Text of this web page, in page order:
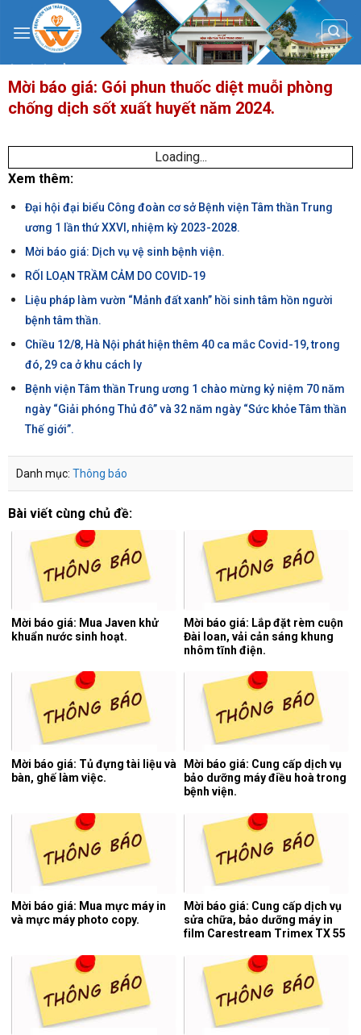
content
Mời báo giá: Gói phun thuốc diệt muỗi phòng
chống dịch sốt xuất huyết năm 2024.
Loading...
Xem thêm:
Đại hội đại biểu Công đoàn cơ sở Bệnh viện Tâm thần Trung
ương 1 lần thứ XXVI, nhiệm kỳ 2023-2028.
Mời báo giá: Dịch vụ vệ sinh bệnh viện.
RỐI LOẠN TRẦM CẢM DO COVID-19
Liệu pháp làm vườn “Mảnh đất xanh” hồi sinh tâm hồn người
bệnh tâm thần.
Chiều 12/8, Hà Nội phát hiện thêm 40 ca mắc Covid-19, trong
đó, 29 ca ở khu cách ly
Bệnh viện Tâm thần Trung ương 1 chào mừng kỷ niệm 70 năm
ngày “Giải phóng Thủ đô’’ và 32 năm ngày “Sức khỏe Tâm thần
Thế giới”.
Danh mục: Thông báo
Bài viết cùng chủ đề:
Mời báo giá: Mua Javen khử
khuẩn nước sinh hoạt.
Mời báo giá: Lắp đặt rèm cuộn
Đài loan, vải cản sáng khung
nhôm tĩnh điện.
Mời báo giá: Tủ đựng tài liệu và
bàn, ghế làm việc.
Mời báo giá: Cung cấp dịch vụ
bảo dưỡng máy điều hoà trong
bệnh viện.
Mời báo giá: Mua mực máy in
và mực máy photo copy.
Mời báo giá: Cung cấp dịch vụ
sửa chữa, bảo dưỡng máy in
film Carestream Trimex TX 55
tính.